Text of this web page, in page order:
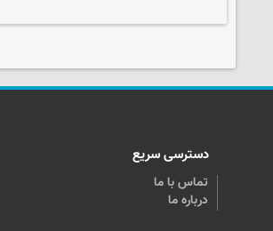
دسترسی سریع
تماس با ما
درباره ما